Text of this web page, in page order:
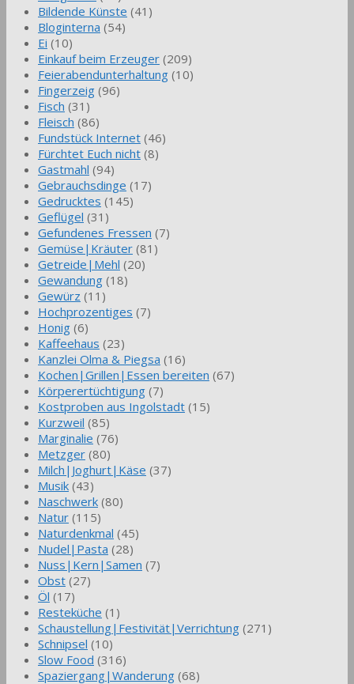
Bildende Künste (41)
Bloginterna (54)
Ei (10)
Einkauf beim Erzeuger (209)
Feierabendunterhaltung (10)
Fingerzeig (96)
Fisch (31)
Fleisch (86)
Fundstück Internet (46)
Fürchtet Euch nicht (8)
Gastmahl (94)
Gebrauchsdinge (17)
Gedrucktes (145)
Geflügel (31)
Gefundenes Fressen (7)
Gemüse|Kräuter (81)
Getreide|Mehl (20)
Gewandung (18)
Gewürz (11)
Hochprozentiges (7)
Honig (6)
Kaffeehaus (23)
Kanzlei Olma & Piegsa (16)
Kochen|Grillen|Essen bereiten (67)
Körperertüchtigung (7)
Kostproben aus Ingolstadt (15)
Kurzweil (85)
Marginalie (76)
Metzger (80)
Milch|Joghurt|Käse (37)
Musik (43)
Naschwerk (80)
Natur (115)
Naturdenkmal (45)
Nudel|Pasta (28)
Nuss|Kern|Samen (7)
Obst (27)
Öl (17)
Resteküche (1)
Schaustellung|Festivität|Verrichtung (271)
Schnipsel (10)
Slow Food (316)
Spaziergang|Wanderung (68)